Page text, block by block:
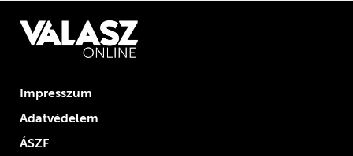
Impresszum
Adatvédelem
ÁSZF